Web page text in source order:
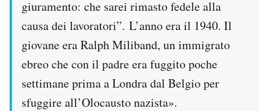
giuramento: che sarei rimasto fedele alla
causa dei lavoratori”. L’anno era il 1940. Il
giovane era Ralph Miliband, un immigrato
ebreo che con il padre era fuggito poche
settimane prima a Londra dal Belgio per
sfuggire all’Olocausto nazista».